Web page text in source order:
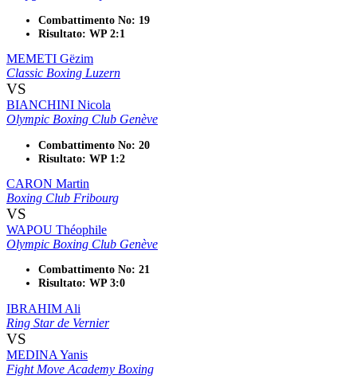
Combattimento No: 19
Risultato: WP 2:1
MEMETI Gëzim
Classic Boxing Luzern
VS
BIANCHINI Nicola
Olympic Boxing Club Genève
Combattimento No: 20
Risultato: WP 1:2
CARON Martin
Boxing Club Fribourg
VS
WAPOU Théophile
Olympic Boxing Club Genève
Combattimento No: 21
Risultato: WP 3:0
IBRAHIM Ali
Ring Star de Vernier
VS
MEDINA Yanis
Fight Move Academy Boxing